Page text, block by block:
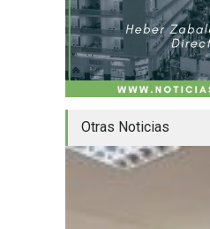
Otras Noticias